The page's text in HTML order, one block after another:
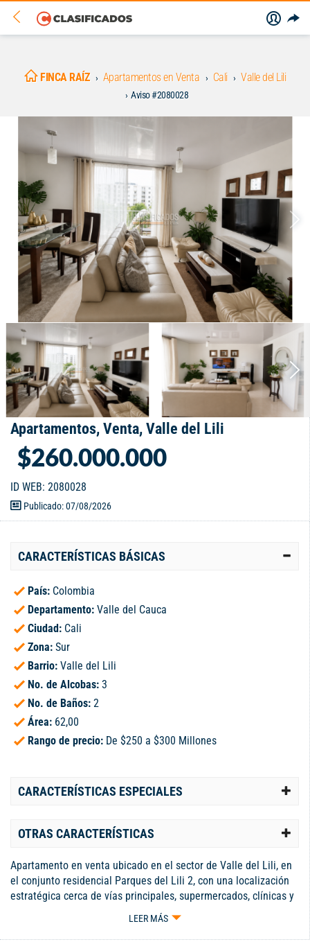
FINCA RAÍZ Apartamentos en Venta Cali Valle del Lili
Aviso #2080028
Apartamentos, Venta, Valle del Lili
$260.000.000
ID WEB: 2080028
Publicado: 07/08/2026
CARACTERÍSTICAS BÁSICAS
País: Colombia
Departamento: Valle del Cauca
Ciudad: Cali
Zona: Sur
Barrio: Valle del Lili
No. de Alcobas: 3
No. de Baños: 2
Área: 62,00
Rango de precio: De $250 a $300 Millones
CARACTERÍSTICAS ESPECIALES
OTRAS CARACTERÍSTICAS
Apartamento en venta ubicado en el sector de Valle del Lili, en
el conjunto residencial Parques del Lili 2, con una localización
estratégica cerca de vías principales, supermercados, clínicas y
zonas comerciales. El inmueble se encuentra en tercer piso sin
distribución funcional y bien aprovechada. El apartamento ha
LEER MÁS